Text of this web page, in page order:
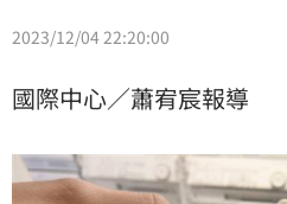
2023/12/04 22:20:00
國際中心／蕭宥宸報導